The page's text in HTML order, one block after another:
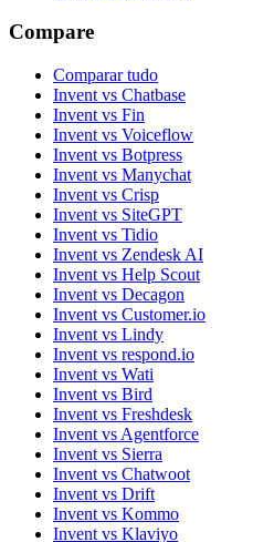
Compare
Comparar tudo
Invent vs Chatbase
Invent vs Fin
Invent vs Voiceflow
Invent vs Botpress
Invent vs Manychat
Invent vs Crisp
Invent vs SiteGPT
Invent vs Tidio
Invent vs Zendesk AI
Invent vs Help Scout
Invent vs Decagon
Invent vs Customer.io
Invent vs Lindy
Invent vs respond.io
Invent vs Wati
Invent vs Bird
Invent vs Freshdesk
Invent vs Agentforce
Invent vs Sierra
Invent vs Chatwoot
Invent vs Drift
Invent vs Kommo
Invent vs Klaviyo